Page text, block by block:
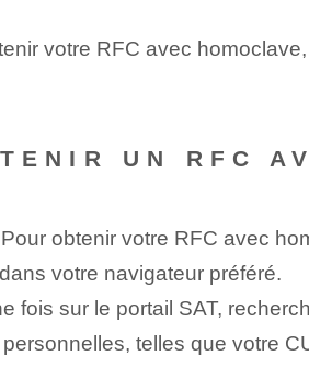
votre RFC avec
UN RFC
Pour obtenir votre RFC avec
votre navigateur préféré.
fois sur le portail SAT,
telles que votre